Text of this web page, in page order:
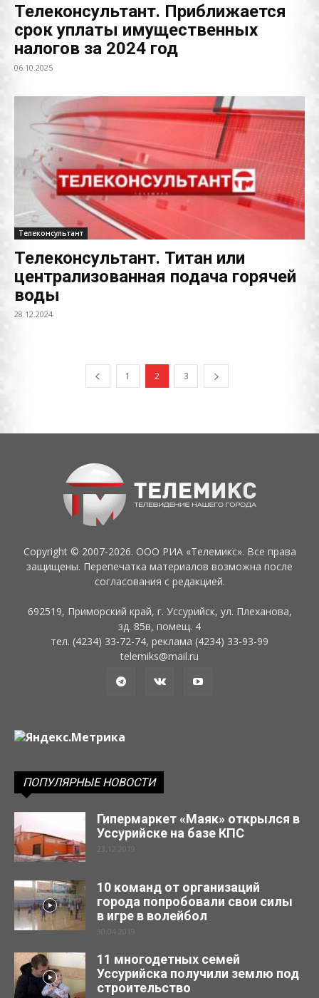
Телеконсультант. Приближается
срок уплаты имущественных
налогов за 2024 год
06.10.2025
Телеконсультант
Телеконсультант. Титан или
централизованная подача горячей
воды
28.12.2024
1 2 3
Copyright © 2007-2026. ООО РИА «Телемикс». Все права
защищены. Перепечатка материалов возможна после
согласования с редакцией.
692519, Приморский край, г. Уссурийск, ул. Плеханова,
зд. 85в, помещ. 4
тел. (4234) 33-72-74, реклама (4234) 33-93-99
telemiks@mail.ru
ПОПУЛЯРНЫЕ НОВОСТИ
Гипермаркет «Маяк» открылся в
Уссурийске на базе КПС
23.12.2019
10 команд от организаций
города попробовали свои силы
в игре в волейбол
30.04.2019
11 многодетных семей
Уссурийска получили землю под
строительство